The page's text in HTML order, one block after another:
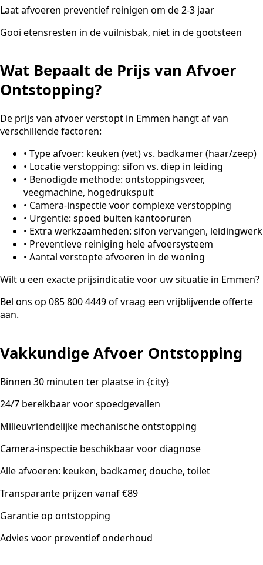
Laat afvoeren preventief reinigen om de 2-3 jaar
Gooi etensresten in de vuilnisbak, niet in de gootsteen
Wat Bepaalt de Prijs van Afvoer
Ontstopping?
De prijs van afvoer verstopt in Emmen hangt af van
verschillende factoren:
• Type afvoer: keuken (vet) vs. badkamer (haar/zeep)
• Locatie verstopping: sifon vs. diep in leiding
• Benodigde methode: ontstoppingsveer,
veegmachine, hogedrukspuit
• Camera-inspectie voor complexe verstopping
• Urgentie: spoed buiten kantooruren
• Extra werkzaamheden: sifon vervangen, leidingwerk
• Preventieve reiniging hele afvoersysteem
• Aantal verstopte afvoeren in de woning
Wilt u een exacte prijsindicatie voor uw situatie in Emmen?
Bel ons op 085 800 4449 of vraag een vrijblijvende offerte
aan.
Vakkundige Afvoer Ontstopping
Binnen 30 minuten ter plaatse in {city}
24/7 bereikbaar voor spoedgevallen
Milieuvriendelijke mechanische ontstopping
Camera-inspectie beschikbaar voor diagnose
Alle afvoeren: keuken, badkamer, douche, toilet
Transparante prijzen vanaf €89
Garantie op ontstopping
Advies voor preventief onderhoud